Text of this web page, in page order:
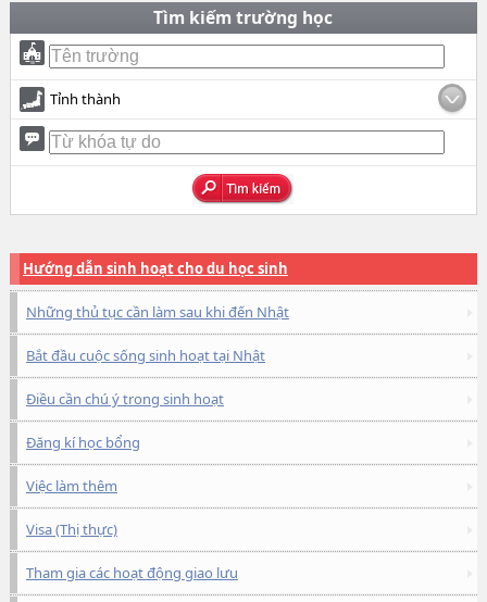
Tìm kiếm trường học
Tỉnh thành
Hướng dẫn sinh hoạt cho du học sinh
Những thủ tục cần làm sau khi đến Nhật
Bắt đầu cuộc sống sinh hoạt tại Nhật
Điều cần chú ý trong sinh hoạt
Đăng kí học bổng
Việc làm thêm
Visa (Thị thực)
Tham gia các hoạt động giao lưu